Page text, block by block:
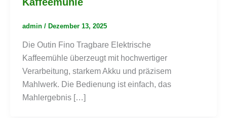
admin / Dezember 13, 2025
Die Outin Fino Tragbare Elektrische
Kaffeemühle überzeugt mit hochwertiger
Verarbeitung, starkem Akku und präzisem
Mahlwerk. Die Bedienung ist einfach, das
Mahlergebnis […]